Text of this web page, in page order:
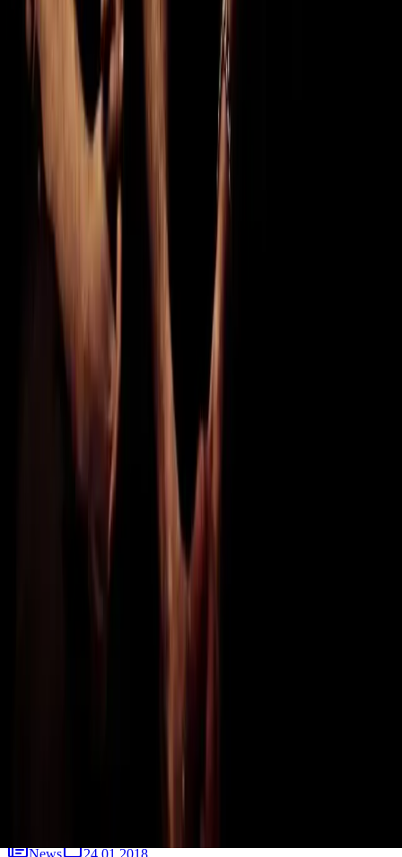
News 22.08.2023
Meshuggah na dwóch koncertach w Polsce
Szwedzka gwiazda djentu i prog-metalu zagra w marcu w
Meshuggah - Kwadrat - Kraków
Kraków, Kwadrat Meshuggah, ,